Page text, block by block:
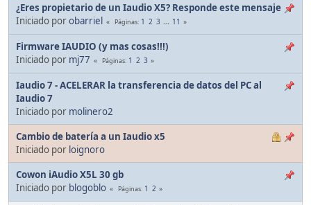
¿Eres propietario de un Iaudio X5? Responde este mensaje
Iniciado porobarriel Páginas 1 2 3 ... 11
Firmware IAUDIO (y mas cosas!!!)
Iniciado por mj77 Páginas 1 2 3
Iaudio 7 - ACELERAR la transferencia de datos del PC al
Iaudio 7
Iniciado por molinero2
Cambio de batería a un Iaudio x5
Iniciado por loignoro
Cowon iAudio X5L 30 gb
Iniciado por blogoblo Páginas 1 2